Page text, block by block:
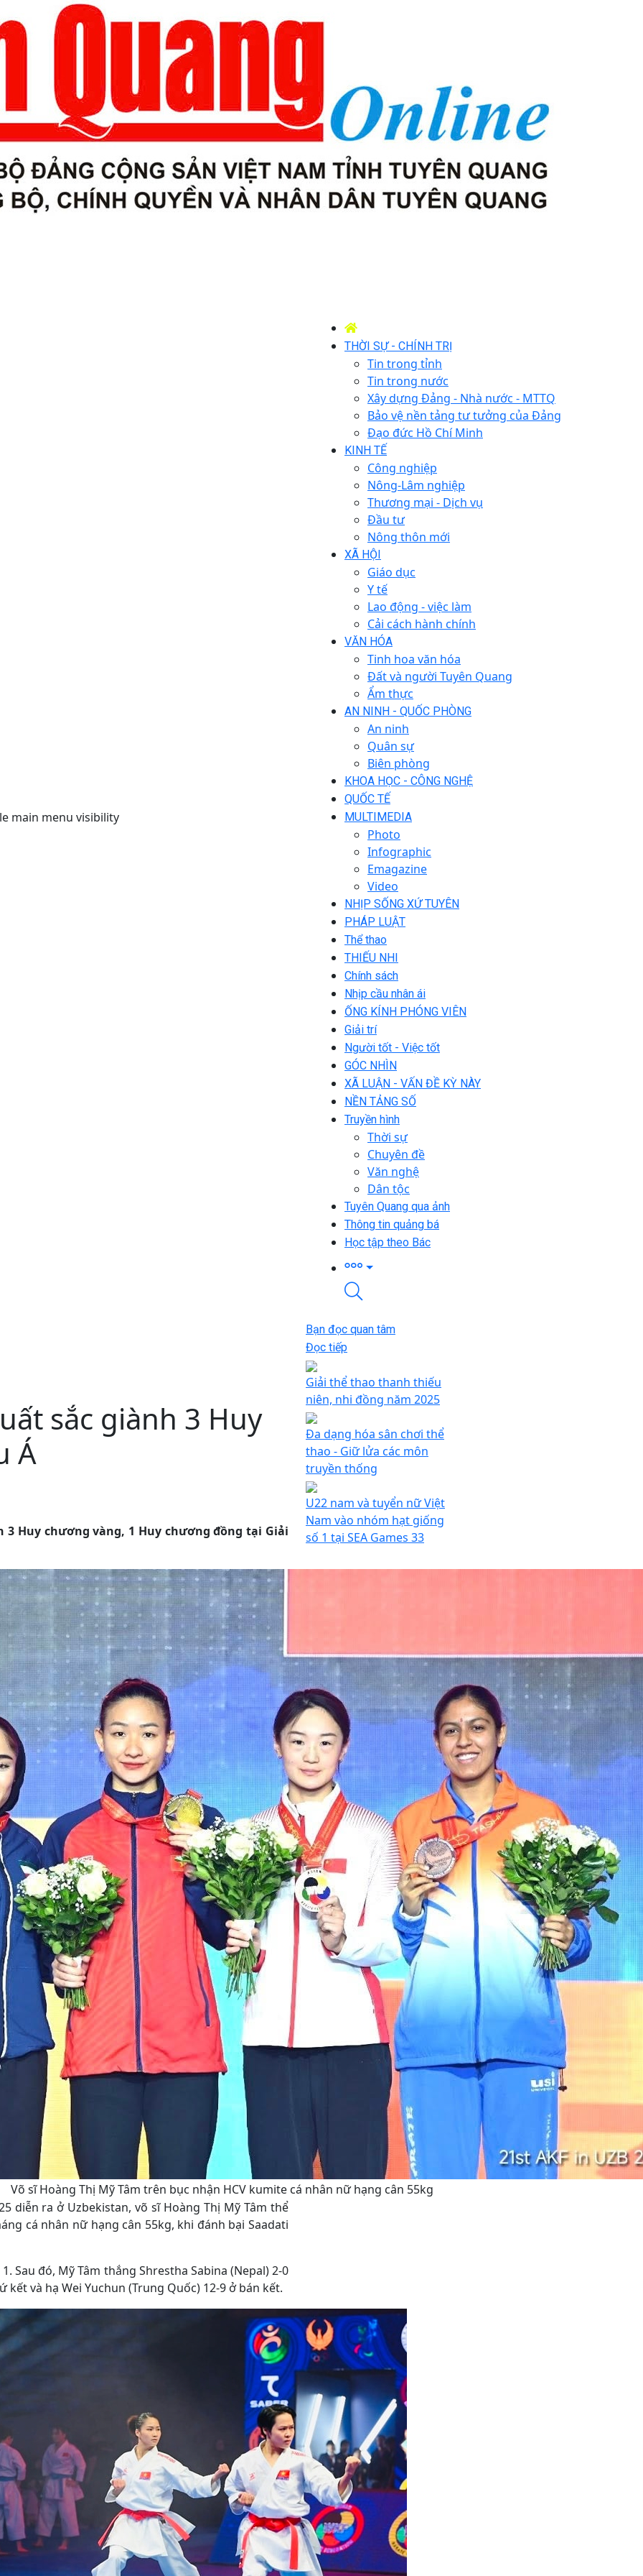
main menu visibility
THỜI SỰ - CHÍNH TRỊ
Tin trong tỉnh
Tin trong nước
Xây dựng Đảng - Nhà nước - MTTQ
Bảo vệ nền tảng tư tưởng của Đảng
Đạo đức Hồ Chí Minh
KINH TẾ
Công nghiệp
Nông-Lâm nghiệp
Thương mại - Dịch vụ
Đầu tư
Nông thôn mới
XÃ HỘI
Giáo dục
Y tế
Lao động - việc làm
Cải cách hành chính
VĂN HÓA
Tinh hoa văn hóa
Đất và người Tuyên Quang
Ẩm thực
AN NINH - QUỐC PHÒNG
An ninh
Quân sự
Biên phòng
KHOA HỌC - CÔNG NGHỆ
QUỐC TẾ
MULTIMEDIA
Photo
Infographic
Emagazine
Video
NHỊP SỐNG XỨ TUYÊN
PHÁP LUẬT
Thể thao
THIẾU NHI
Chính sách
Nhịp cầu nhân ái
ỐNG KÍNH PHÓNG VIÊN
Giải trí
Người tốt - Việc tốt
GÓC NHÌN
XÃ LUẬN - VẤN ĐỀ KỲ NÀY
NỀN TẢNG SỐ
Truyền hình
Thời sự
Chuyên đề
Văn nghệ
Dân tộc
Tuyên Quang qua ảnh
Thông tin quảng bá
Học tập theo Bác
sắc giành 3 Huy
Á
Huy chương vàng, 1 Huy chương đồng tại Giải
Võ sĩ Hoàng Thị Mỹ Tâm trên bục nhận HCV kumite cá nhân nữ hạng cân 55kg
diễn ra ở Uzbekistan, võ sĩ Hoàng Thị Mỹ Tâm thể
cá nhân nữ hạng cân 55kg, khi đánh bại Saadati
Sau đó, Mỹ Tâm thắng Shrestha Sabina (Nepal) 2-0
kết và hạ Wei Yuchun (Trung Quốc) 12-9 ở bán kết.
Bạn đọc quan tâm
Đọc tiếp
Giải thể thao thanh thiếu
niên, nhi đồng năm 2025
Đa dạng hóa sân chơi thể
thao - Giữ lửa các môn
truyền thống
U22 nam và tuyển nữ Việt
Nam vào nhóm hạt giống
số 1 tại SEA Games 33